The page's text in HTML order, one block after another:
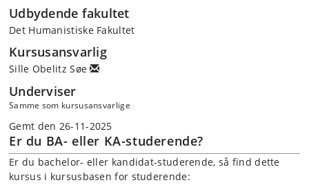
Udbydende fakultet
Det Humanistiske Fakultet
Kursusansvarlig
Sille Obelitz Søe
Underviser
Samme som kursusansvarlige
Gemt den 26-11-2025
Er du BA- eller KA-studerende?
Er du bachelor- eller kandidat-studerende, så find dette
kursus i kursusbasen for studerende: